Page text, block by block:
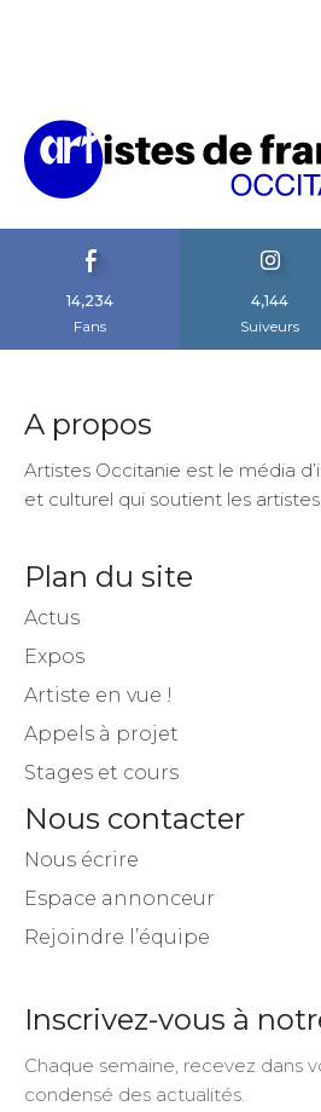
14,234
Fans
4,144
Suiveurs
A propos
Artistes Occitanie est le média
et culturel qui soutient les
Plan du site
Actus
Expos
Artiste en vue !
Appels à projet
Stages et cours
Nous contacter
Nous écrire
Espace annonceur
Rejoindre l’équipe
Inscrivez-vous à
Chaque semaine, recevez dans
condensé des actualités.